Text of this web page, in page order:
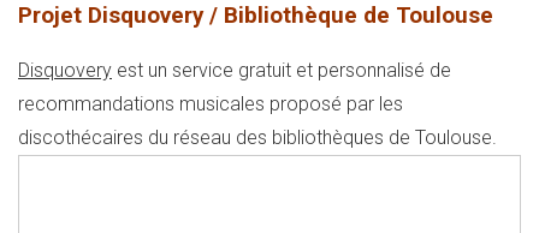
Projet Disquovery / Bibliothèque de Toulouse
Disquovery est un service gratuit et personnalisé de
recommandations musicales proposé par les
discothécaires du réseau des bibliothèques de Toulouse.